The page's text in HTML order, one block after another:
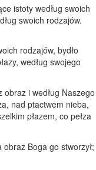
istoty według swoich
swoich rodzajów.
rodzajów, bydło
według swojego
obraz i według Naszego
nad ptactwem nieba,
płazem, co pełza
obraz Boga go stworzył;